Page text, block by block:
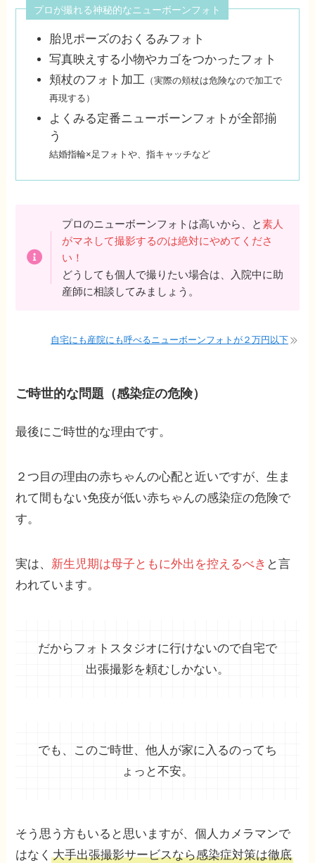
プロが撮れる神秘的なニューボーンフォト
胎児ポーズのおくるみフォト
写真映えする小物やカゴをつかったフォト
頬杖のフォト加工 （実際の頬杖は危険なので加工で
再現する）
よくみる定番ニューボーンフォトが全部揃
う
結婚指輪×足フォトや、指キャッチなど
プロのニューボーンフォトは高いから、と素人
がマネして撮影するのは絶対にやめてくださ
い！
どうしても個人で撮りたい場合は、入院中に助
産師に相談してみましょう。
自宅にも産院にも呼べるニューボーンフォトが２万円以下
ご時世的な問題（感染症の危険）
最後にご時世的な理由です。
２つ目の理由の赤ちゃんの心配と近いですが、生ま
れて間もない免疫が低い赤ちゃんの感染症の危険で
す。
実は、 新生児期は母子ともに外出を控えるべき と言
われています。
だからフォトスタジオに行けないので自宅で
出張撮影を頼むしかない。
でも、このご時世、他人が家に入るのってち
ょっと不安。
そう思う方もいると思いますが、個人カメラマンで
はなく大手出張撮影サービスなら感染症対策は徹底